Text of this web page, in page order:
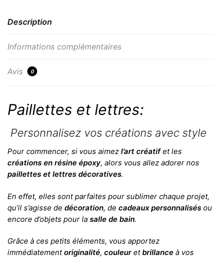
Description
Informations complémentaires
Avis 0
Paillettes et lettres:
Personnalisez vos créations avec style
Pour commencer, si vous aimez l’art créatifet les
créations en résine époxy, alors vous allez adorer nos
paillettes et lettres décoratives.
En effet, elles sont parfaites pour sublimer chaque projet,
qu’il s’agisse de décoration, de cadeaux personnalisés ou
encore d’objets pour la salle de bain.
Grâce à ces petits éléments, vous apportez
immédiatementoriginalité, couleuretbrillance à vos